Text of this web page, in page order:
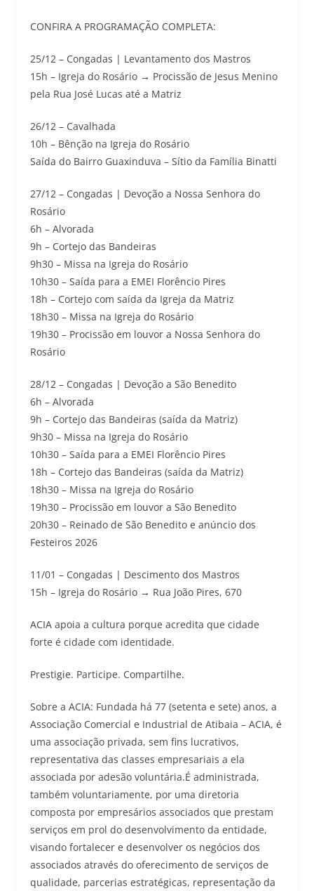
CONFIRA A PROGRAMAÇÃO COMPLETA:
25/12 – Congadas | Levantamento dos Mastros
15h – Igreja do Rosário → Procissão de Jesus Menino
pela Rua José Lucas até a Matriz
26/12 – Cavalhada
10h – Bênção na Igreja do Rosário
Saída do Bairro Guaxinduva – Sítio da Família Binatti
27/12 – Congadas | Devoção a Nossa Senhora do
Rosário
6h – Alvorada
9h – Cortejo das Bandeiras
9h30 – Missa na Igreja do Rosário
10h30 – Saída para a EMEI Florêncio Pires
18h – Cortejo com saída da Igreja da Matriz
18h30 – Missa na Igreja do Rosário
19h30 – Procissão em louvor a Nossa Senhora do
Rosário
28/12 – Congadas | Devoção a São Benedito
6h – Alvorada
9h – Cortejo das Bandeiras (saída da Matriz)
9h30 – Missa na Igreja do Rosário
10h30 – Saída para a EMEI Florêncio Pires
18h – Cortejo das Bandeiras (saída da Matriz)
18h30 – Missa na Igreja do Rosário
19h30 – Procissão em louvor a São Benedito
20h30 – Reinado de São Benedito e anúncio dos
Festeiros 2026
11/01 – Congadas | Descimento dos Mastros
15h – Igreja do Rosário → Rua João Pires, 670
ACIA apoia a cultura porque acredita que cidade
forte é cidade com identidade.
Prestigie. Participe. Compartilhe.
Sobre a ACIA: Fundada há 77 (setenta e sete) anos, a
Associação Comercial e Industrial de Atibaia – ACIA, é
uma associação privada, sem fins lucrativos,
representativa das classes empresariais a ela
associada por adesão voluntária.É administrada,
também voluntariamente, por uma diretoria
composta por empresários associados que prestam
serviços em prol do desenvolvimento da entidade,
visando fortalecer e desenvolver os negócios dos
associados através do oferecimento de serviços de
qualidade, parcerias estratégicas, representação da